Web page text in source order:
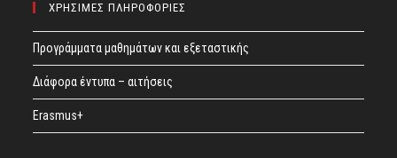
ΧΡΗΣΙΜΕΣ ΠΛΗΡΟΦΟΡΙΕΣ
Προγράμματα μαθημάτων και εξεταστικής
Διάφορα έντυπα – αιτήσεις
Erasmus+